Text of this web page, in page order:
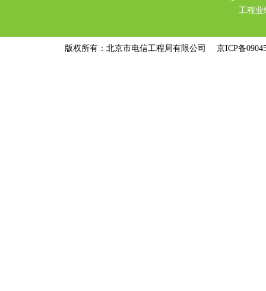
工程业
版权所有：北京市电信工程局有限公司 京ICP备